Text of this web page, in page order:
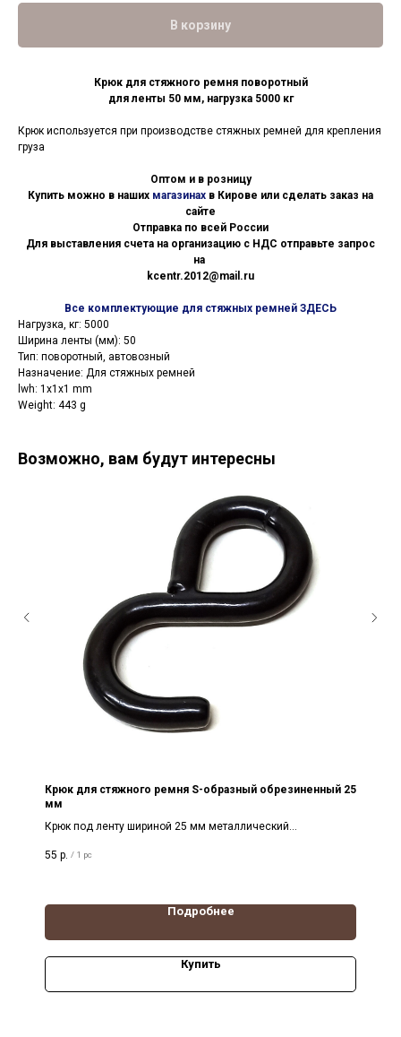
В корзину
Крюк для стяжного ремня поворотный
для ленты 50 мм, нагрузка 5000 кг
Крюк используется при производстве стяжных ремней для крепления
груза
Оптом и в розницу
Купить можно в наших магазинах в Кирове или сделать заказ на
сайте
Отправка по всей России
Для выставления счета на организацию с НДС отправьте запрос
на
kcentr.2012@mail.ru
Все комплектующие для стяжных ремней ЗДЕСЬ
Нагрузка, кг: 5000
Ширина ленты (мм): 50
Тип: поворотный, автовозный
Назначение: Для стяжных ремней
lwh: 1x1x1 mm
Weight: 443 g
Возможно, вам будут интересны
Крюк для стяжного ремня S-образный обрезиненный 25
мм
Крюк под ленту шириной 25 мм металлический
диаметр прутка 8 мм
55 р. / 1 pc
Подробнее
Купить